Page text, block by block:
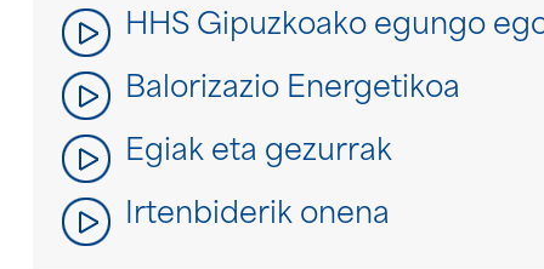
HHS Gipuzkoako egungo
Balorizazio Energetikoa
Egiak eta gezurrak
Irtenbiderik onena